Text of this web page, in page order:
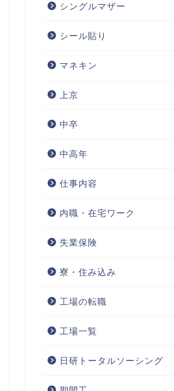
シングルマザー
シール貼り
マネキン
上京
中卒
中高年
仕事内容
内職・在宅ワーク
失業保険
寮・住み込み
工場の転職
工場一覧
日研トータルソーシング